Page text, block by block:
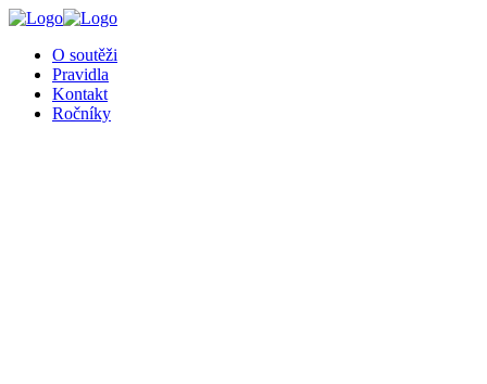
O soutěži
Pravidla
Kontakt
Ročníky